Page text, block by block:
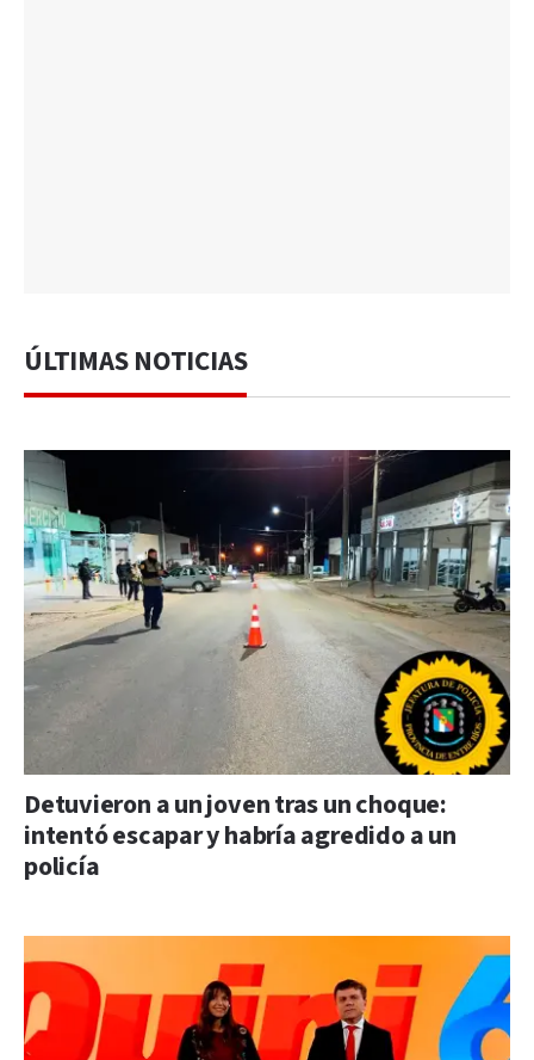
ÚLTIMAS NOTICIAS
Detuvieron a un joven tras un choque:
intentó escapar y habría agredido a un
policía